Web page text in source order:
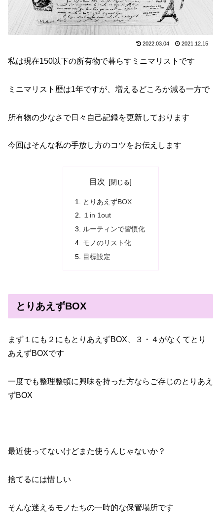
2022.03.04 2021.12.15
私は現在150以下の所有物で暮らすミニマリストです
ミニマリスト歴は1年ですが、増えるどころか減る一方で
所有物の少なさで日々自己記録を更新しております
今回はそんな私の手放し方のコツをお伝えします
目次
とりあえずBOX
１in 1out
ルーティンで習慣化
モノのリスト化
目標設定
とりあえずBOX
まず１にも２にもとりあえずBOX、３・４がなくてとり
あえずBOXです
一度でも整理整頓に興味を持った方ならご存じのとりあえ
ずBOX
最近使ってないけどまた使うんじゃないか？
捨てるには惜しい
そんな迷えるモノたちの一時的な保管場所です